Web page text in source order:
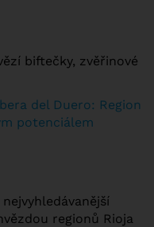
biftečky, zvěřinové
del Duero: Region
potenciálem
regionů Rioja